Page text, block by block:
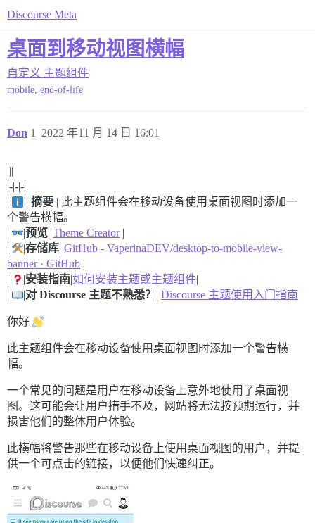
Discourse Meta
桌面到移动视图横幅
自定义 主题组件
mobile, end-of-life
Don 2022 年11 月 14 日 16:01
1
|||
|-|-|-|
|
| 摘要 | 此主题组件会在移动设备使用桌面视图时添加一
个警告横幅。
|
|预览| Theme Creator|
|
|存储库| GitHub - VaperinaDEV/desktop-to-mobile-view-
banner · GitHub |
|
|安装指南|如何安装主题或主题组件|
|
|对 Discourse 主题不熟悉？ | Discourse 主题使用入门指南
你好
此主题组件会在移动设备使用桌面视图时添加一个警告横
幅。
一个常见的问题是用户在移动设备上意外地使用了桌面视
图。这可能会让用户措手不及，网站将无法按预期运行，并
损害他们的整体用户体验。
此横幅将警告那些在移动设备上使用桌面视图的用户，并提
供一个可点击的链接，以便他们快速纠正。